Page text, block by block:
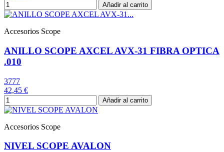
Añadir al carrito
Accesorios Scope
ANILLO SCOPE AXCEL AVX-31 FIBRA OPTICA
.010
3777
42,45 €
Añadir al carrito
Accesorios Scope
NIVEL SCOPE AVALON